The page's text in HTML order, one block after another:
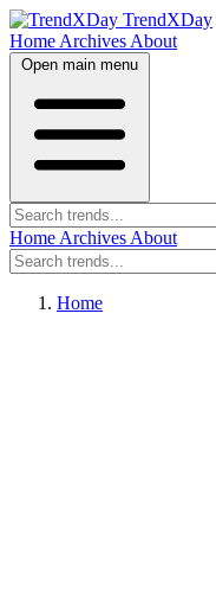
TrendXDay
Home Archives About
Open main menu
Home Archives About
Home